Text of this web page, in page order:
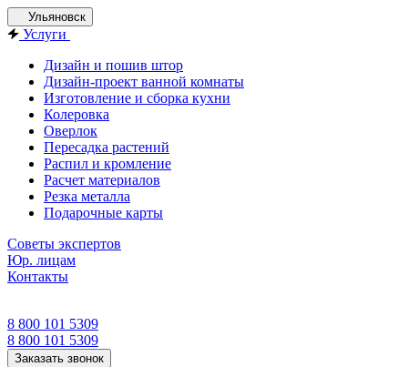
Ульяновск
Услуги
Дизайн и пошив штор
Дизайн-проект ванной комнаты
Изготовление и сборка кухни
Колеровка
Оверлок
Пересадка растений
Распил и кромление
Расчет материалов
Резка металла
Подарочные карты
Советы экспертов
Юр. лицам
Контакты
8 800 101 5309
8 800 101 5309
Заказать звонок